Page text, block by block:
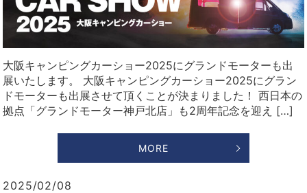
大阪キャンピングカーショー2025にグランドモーターも出
展いたします。 大阪キャンピングカーショー2025にグラン
ドモーターも出展させて頂くことが決まりました！ 西日本の
拠点「グランドモーター神戸北店」も2周年記念を迎え […]
MORE
2025/02/08